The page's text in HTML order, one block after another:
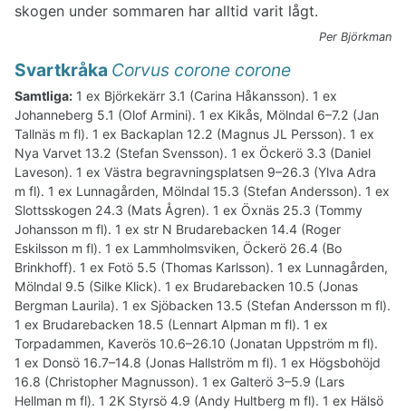
skogen under sommaren har alltid varit lågt.
Per Björkman
Svartkråka Corvus corone corone
Samtliga: 1 ex Björkekärr 3.1 (Carina Håkansson). 1 ex
Johanneberg 5.1 (Olof Armini). 1 ex Kikås, Mölndal 6–7.2 (Jan
Tallnäs m fl). 1 ex Backaplan 12.2 (Magnus JL Persson). 1 ex
Nya Varvet 13.2 (Stefan Svensson). 1 ex Öckerö 3.3 (Daniel
Laveson). 1 ex Västra begravningsplatsen 9–26.3 (Ylva Adra
m fl). 1 ex Lunnagården, Mölndal 15.3 (Stefan Andersson). 1 ex
Slottsskogen 24.3 (Mats Ågren). 1 ex Öxnäs 25.3 (Tommy
Johansson m fl). 1 ex str N Brudarebacken 14.4 (Roger
Eskilsson m fl). 1 ex Lammholmsviken, Öckerö 26.4 (Bo
Brinkhoff). 1 ex Fotö 5.5 (Thomas Karlsson). 1 ex Lunnagården,
Mölndal 9.5 (Silke Klick). 1 ex Brudarebacken 10.5 (Jonas
Bergman Laurila). 1 ex Sjöbacken 13.5 (Stefan Andersson m fl).
1 ex Brudarebacken 18.5 (Lennart Alpman m fl). 1 ex
Torpadammen, Kaverös 10.6–26.10 (Jonatan Uppström m fl).
1 ex Donsö 16.7–14.8 (Jonas Hallström m fl). 1 ex Högsbohöjd
16.8 (Christopher Magnusson). 1 ex Galterö 3–5.9 (Lars
Hellman m fl). 1 2K Styrsö 4.9 (Andy Hultberg m fl). 1 ex Hälsö